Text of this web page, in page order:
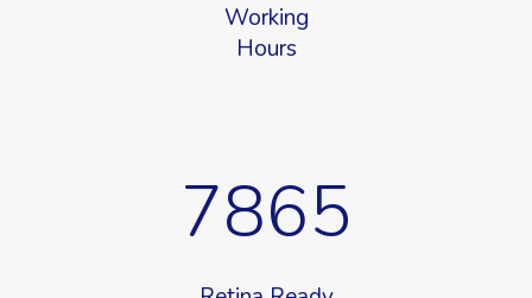
Working
Hours
7865